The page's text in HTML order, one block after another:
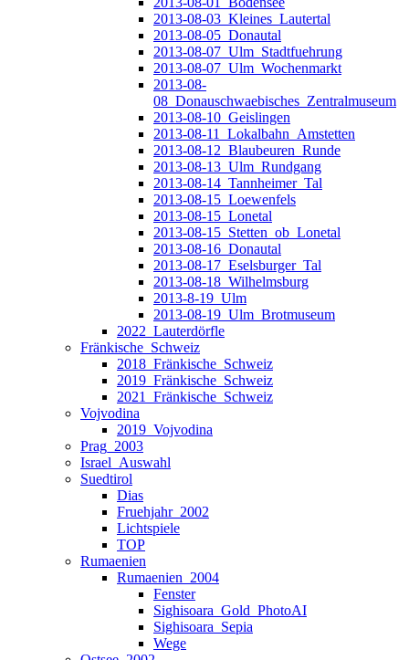
2013-08-03_Kleines_Lautertal
2013-08-05_Donautal
2013-08-07_Ulm_Stadtfuehrung
2013-08-07_Ulm_Wochenmarkt
2013-08-
08_Donauschwaebisches_Zentralmuseum
2013-08-10_Geislingen
2013-08-11_Lokalbahn_Amstetten
2013-08-12_Blaubeuren_Runde
2013-08-13_Ulm_Rundgang
2013-08-14_Tannheimer_Tal
2013-08-15_Loewenfels
2013-08-15_Lonetal
2013-08-15_Stetten_ob_Lonetal
2013-08-16_Donautal
2013-08-17_Eselsburger_Tal
2013-08-18_Wilhelmsburg
2013-8-19_Ulm
2013-08-19_Ulm_Brotmuseum
2022_Lauterdörfle
Fränkische_Schweiz
2018_Fränkische_Schweiz
2019_Fränkische_Schweiz
2021_Fränkische_Schweiz
Vojvodina
2019_Vojvodina
Prag_2003
Israel_Auswahl
Suedtirol
Dias
Fruehjahr_2002
Lichtspiele
TOP
Rumaenien
Rumaenien_2004
Fenster
Sighisoara_Gold_PhotoAI
Sighisoara_Sepia
Wege